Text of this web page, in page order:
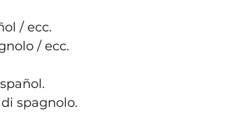
/ ecc.
/ ecc.
spagnolo.